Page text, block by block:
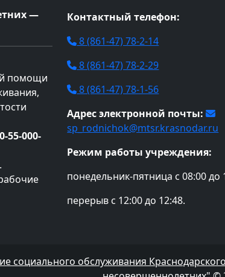
—
помощи
55-000-
.
Контактный телефон:
8 (861-47) 78-2-14
8 (861-47) 78-2-29
8 (861-47) 78-1-56
Адрес электронной почты:
sp_rodnichok@mtsr.krasnodar.ru
Режим работы учреждения:
понедельник-пятница с 08:00 до
перерыв с 12:00 до 12:48.
социального обслуживания